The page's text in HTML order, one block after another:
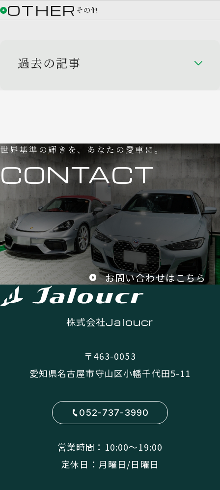
OTHER その他
過去の記事
世界基準の輝きを、あなたの愛車に。
CONTACT
お問い合わせはこちら
株式会社Jaloucr
〒463-0053
愛知県名古屋市守山区小幡千代田5-11
052-737-3990
営業時間：10:00〜19:00
定休日：月曜日/日曜日